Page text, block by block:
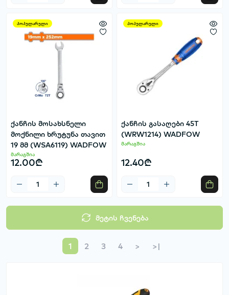
პოპულარული
ქანჩის მოსახსნელი
მოქნილი ხრუტუნა თავით
19 მმ (WSA6119) WADFOW
მარაგშია
12.00₾
პოპულარული
ქანჩის გასაღები 45T
(WRW1214) WADFOW
მარაგშია
12.40₾
მეტის ჩვენება
1 2 3 4 > >|